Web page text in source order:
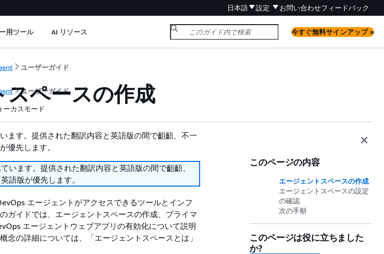
日本語 設定 お問い合わせフィードバック
用ツール AI リソース 今すぐ無料サインアップ »
ユーザーガイド
ユーザーガイド
スペースの作成
ーカスモード
ます。提供された翻訳内容と英語版の間で齟齬、不一
優先します。
います。提供された翻訳内容と英語版の間で齟齬、
語版が優先します。
エージェントがアクセスできるツールとインフ
ガイドでは、エージェントスペースの作成、プライマ
エージェントウェブアプリの有効化について説明
念の詳細については、「エージェントスペースとは」
このページの内容
エージェントスペースの作成
エージェントスペースの設定
の確認
次の手順
このページは役に立ちました
か?